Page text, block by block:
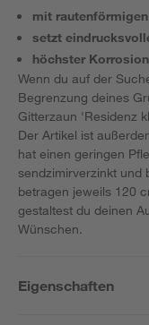
mit
setzt
höchster
Wenn du auf der
Begrenzung deines
Gitterzaun 'Residenz
Der Artikel ist
hat einen geringen
sendzimirverzinkt und
betragen jeweils 120
gestaltest du deinen
Wünschen.
Eigenschaften